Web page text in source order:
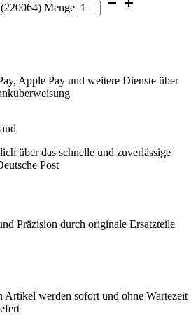
Menge
Apple Pay und weitere Dienste über
über das schnelle und zuverlässige
Post
Präzision durch originale Ersatzteile
Artikel werden sofort und ohne Wartezeit